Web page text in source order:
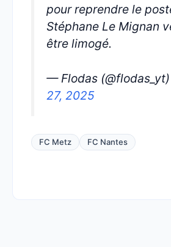
pour reprendre le
Stéphane Le Mignan
être limogé.
— Flodas (@flodas_yt)
27, 2025
FC Metz FC Nantes